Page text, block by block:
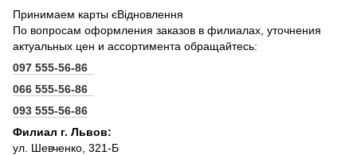
Принимаем карты єВідновлення
По вопросам оформления заказов в филиалах, уточнения
актуальных цен и ассортимента обращайтесь:
097 555-56-86
066 555-56-86
093 555-56-86
Филиал г. Львов:
ул. Шевченко, 321-Б